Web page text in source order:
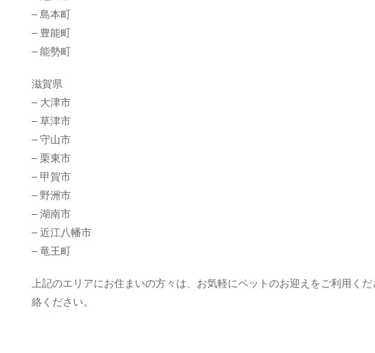
– 島本町
– 豊能町
– 能勢町
滋賀県
– 大津市
– 草津市
– 守山市
– 栗東市
– 甲賀市
– 野洲市
– 湖南市
– 近江八幡市
– 竜王町
上記のエリアにお住まいの方々は、お気軽にペットのお迎えをご利用く
絡ください。